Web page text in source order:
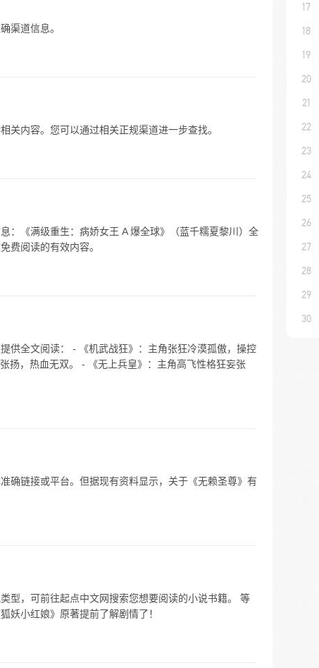
渠道信息。
关内容。您可以通过相关正规渠道进一步查找。
：《满级重生：病娇女王 A 爆全球》（蓝千糯夏黎川）全
费阅读的有效内容。
供全文阅读： - 《机武战狂》：主角张狂冷漠孤傲，操控
扬，热血无双。 - 《无上兵皇》：主角高飞性格狂妄张
确链接或平台。但据现有资料显示，关于《无赖圣尊》有
型，可前往起点中文网搜索您想要阅读的小说书籍。 等
妖小红娘》原著提前了解剧情了！
17
18
19
20
21
22
23
24
25
26
27
28
29
30